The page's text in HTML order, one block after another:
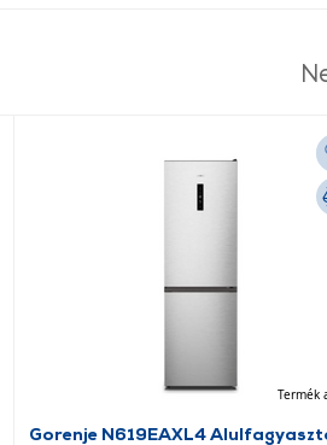
Termék
Gorenje N619EAXL4